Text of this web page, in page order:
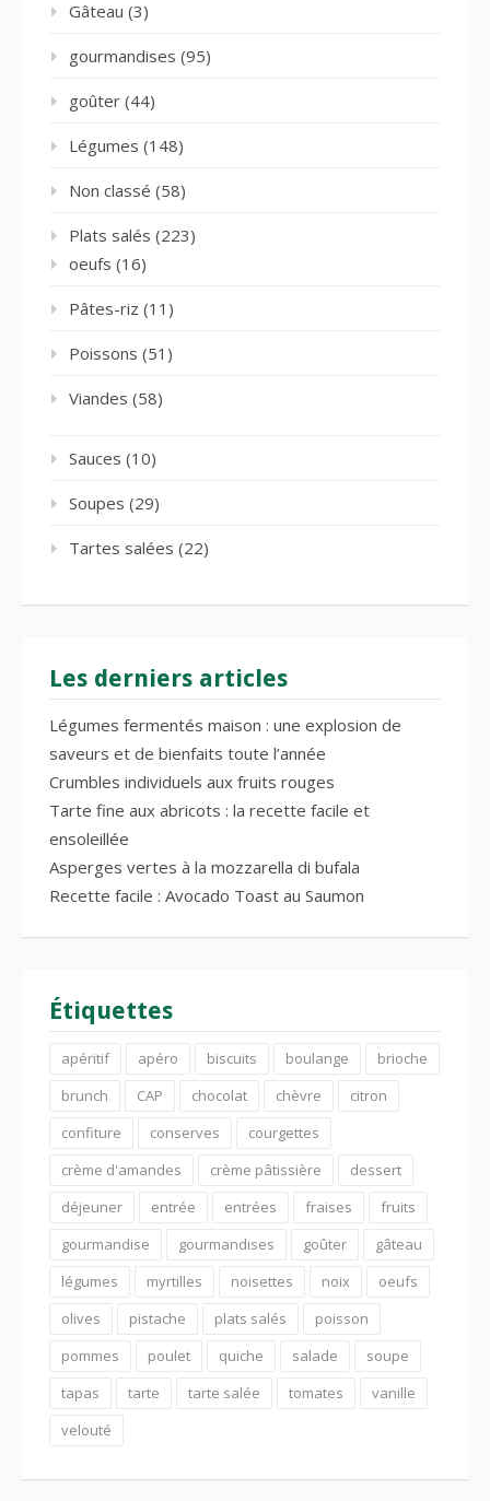
Gâteau (3)
gourmandises (95)
goûter (44)
Légumes (148)
Non classé (58)
Plats salés (223)
oeufs (16)
Pâtes-riz (11)
Poissons (51)
Viandes (58)
Sauces (10)
Soupes (29)
Tartes salées (22)
Les derniers articles
Légumes fermentés maison : une explosion de
saveurs et de bienfaits toute l’année
Crumbles individuels aux fruits rouges
Tarte fine aux abricots : la recette facile et
ensoleillée
Asperges vertes à la mozzarella di bufala
Recette facile : Avocado Toast au Saumon
Étiquettes
apéritif apéro biscuits boulange
brioche
brunch
CAP chocolat chèvre
citron
confiture
conserves
courgettes
crème d'amandes
crème pâtissière
dessert
déjeuner
entrée entrées fraises
fruits
gourmandise
gourmandises goûter
gâteau
légumes
myrtilles noisettes noix
oeufs
olives
pistache plats salés
poisson
pommes
poulet quiche salade
soupe
tapas
tarte tarte salée tomates
vanille
velouté